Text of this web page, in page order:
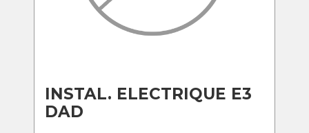
INSTAL. ELECTRIQUE E3
DAD